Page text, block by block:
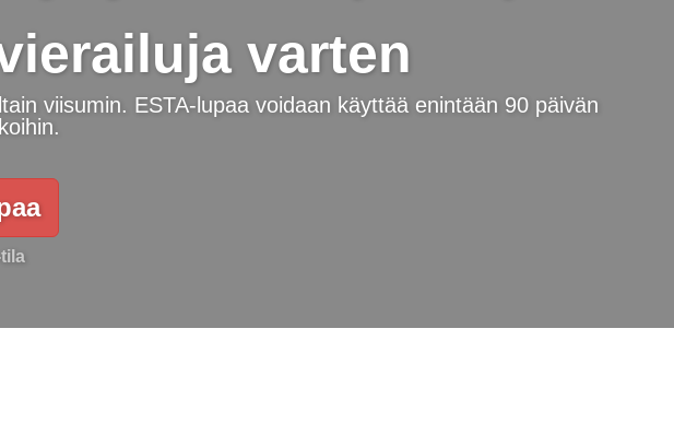
varten
viisumin. ESTA-lupaa voidaan käyttää enintään 90 päivän